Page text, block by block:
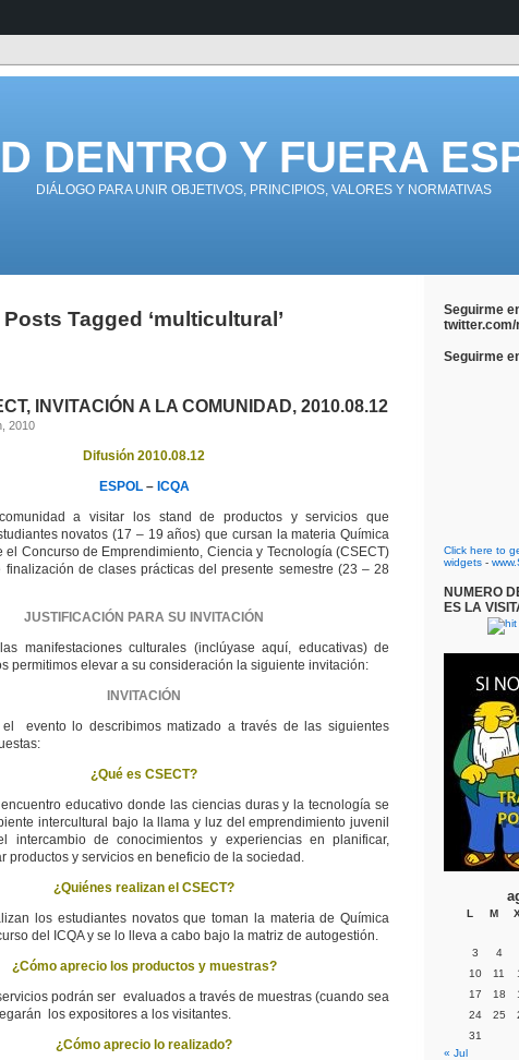
DENTRO Y FUERA
DIÁLOGO PARA UNIR OBJETIVOS, PRINCIPIOS, VALORES Y NORMATIVAS
Posts Tagged ‘multicultural’
INVITACIÓN A LA COMUNIDAD, 2010.08.12
2010
Difusión 2010.08.12
ESPOL– ICQA
a visitar los stand de productos y servicios que
novatos (17 – 19 años) que cursan la materia Química
el Concurso de Emprendimiento, Ciencia y Tecnología (CSECT)
de clases prácticas del presente semestre (23 – 28
JUSTIFICACIÓN PARA SU INVITACIÓN
manifestaciones culturales (inclúyase aquí, educativas) de
permitimos elevar a su consideración la siguiente invitación:
INVITACIÓN
evento lo describimos matizado a través de las siguientes
¿Qué es CSECT?
educativo donde las ciencias duras y la tecnología se
intercultural bajo la llama y luz del emprendimiento juvenil
intercambio de conocimientos y experiencias en planificar,
productos y servicios en beneficio de la sociedad.
¿Quiénes realizan el CSECT?
los estudiantes novatos que toman la materia de Química
del ICQA y se lo lleva a cabo bajo la matriz de autogestión.
¿Cómo aprecio los productos y muestras?
podrán ser evaluados a través de muestras (cuando sea
los expositores a los visitantes.
¿Cómo aprecio lo realizado?
Seguirme
Seguirme
Click here to
widgets -
NUMERO
ES LA
L M X
3
4
10
11
17
18
24
25
31
« Jul